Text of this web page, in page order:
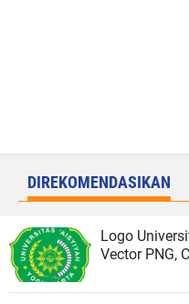
DIREKOMENDASIKAN
Logo
Vector PNG,